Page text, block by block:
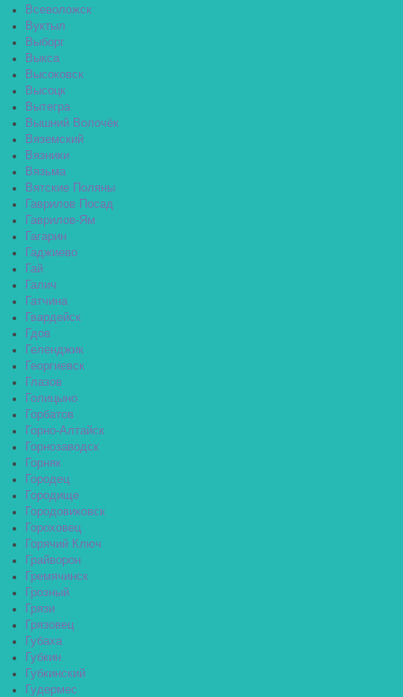
Всеволожск
Вуктыл
Выборг
Выкса
Высоковск
Высоцк
Вытегра
Вышний Волочёк
Вяземский
Вязники
Вязьма
Вятские Поляны
Гаврилов Посад
Гаврилов-Ям
Гагарин
Гаджиево
Гай
Галич
Гатчина
Гвардейск
Гдов
Геленджик
Георгиевск
Глазов
Голицыно
Горбатов
Горно-Алтайск
Горнозаводск
Горняк
Городец
Городище
Городовиковск
Гороховец
Горячий Ключ
Грайворон
Гремячинск
Грозный
Грязи
Грязовец
Губаха
Губкин
Губкинский
Гудермес